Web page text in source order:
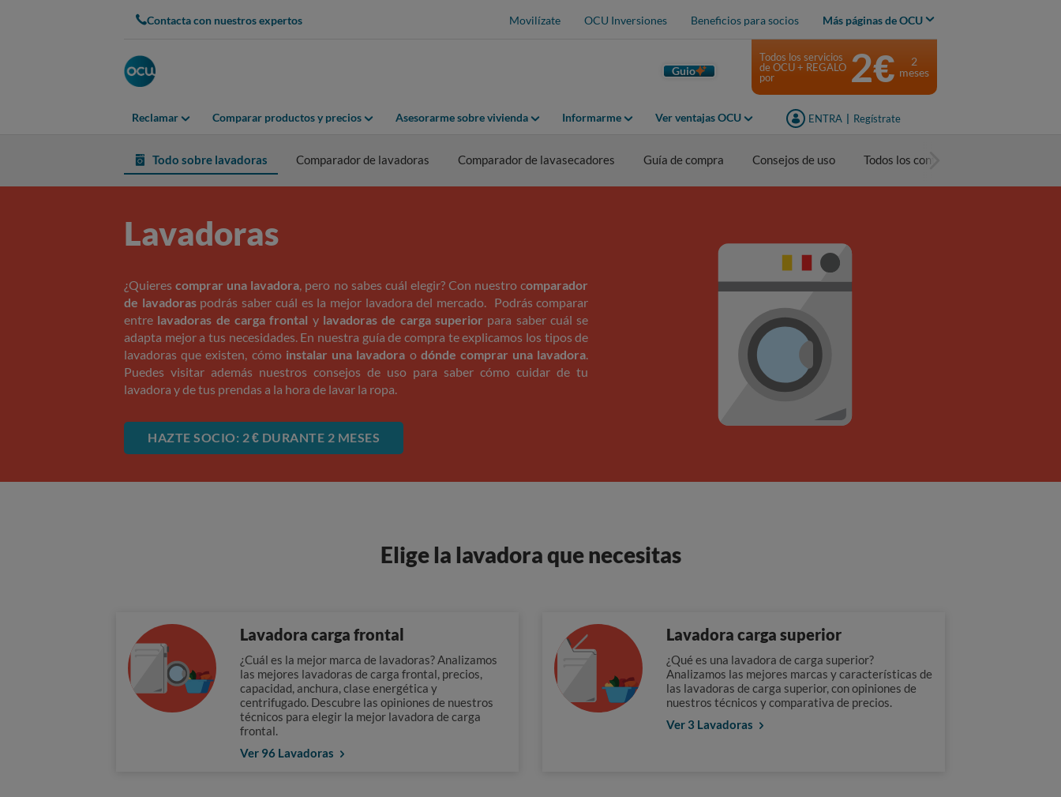
Contacta con nuestros expertos Movilízate OCU Inversiones Beneficios para socios Más páginas de OCU
Guio
Reclamar Comparar productos y precios Asesorarme sobre vivienda Informarme Ver ventajas OCU ENTRA Regístrate
Todos los servicios
de OCU + REGALO
por
2€
2
meses
Todo sobre lavadoras Comparador de lavadoras Comparador de lavasecadores Guía de compra Consejos de uso Todos los contenidos
Lavadoras
¿Quierescomprar una lavadora, pero no sabes cuál elegir? Con nuestro comparador
de lavadoraspodrás saber cuál es la mejor lavadora del mercado. Podrás comparar
entre lavadoras de carga frontal y lavadoras de carga superior para saber cuál se
adapta mejor a tus necesidades. En nuestra guía de compra te explicamos los tipos de
lavadoras que existen, cómo instalar una lavadora o dónde comprar una lavadora.
Puedes visitar además nuestros consejos de uso para saber cómo cuidar de tu
lavadora y de tus prendas a la hora de lavar la ropa.
HAZTE SOCIO: 2 € DURANTE 2 MESES
Elige la lavadora que necesitas
Lavadora carga frontal
¿Cuál es la mejor marca de lavadoras? Analizamos
las mejores lavadoras de carga frontal, precios,
capacidad, anchura, clase energética y
centrifugado. Descubre las opiniones de nuestros
técnicos para elegir la mejor lavadora de carga
frontal.
Ver 96 Lavadoras
Lavadora carga superior
¿Qué es una lavadora de carga superior?
Analizamos las mejores marcas y características de
las lavadoras de carga superior, con opiniones de
nuestros técnicos y comparativa de precios.
Ver 3 Lavadoras